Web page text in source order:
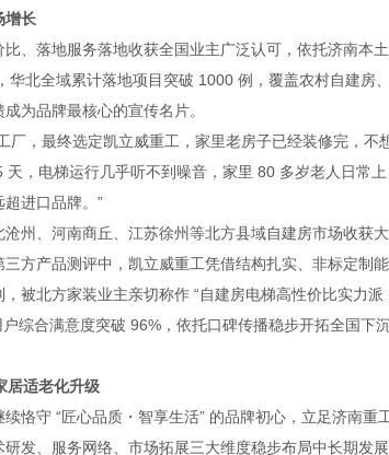
增长
落地服务落地收获全国业主广泛认可，依托济南本土
北全域累计落地项目突破 1000 例，覆盖农村自建房
为品牌最核心的宣传名片。
，最终选定凯立威重工，家里老房子已经装修完，不
，电梯运行几乎听不到噪音，家里 80 多岁老人日常上
进口品牌。”
、河南商丘、江苏徐州等北方县域自建房市场收获大
方产品测评中，凯立威重工凭借结构扎实、非标定制能
被北方家装业主亲切称作 “自建房电梯高性价比实力派
综合满意度突破 96%，依托口碑传播稳步开拓全国下
适老化升级
守 “匠心品质・智享生活” 的品牌初心，立足济南重
发、服务网络、市场拓展三大维度稳步布局中长期发展